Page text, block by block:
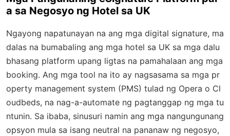
a sa Negosyo ng Hotel sa UK
Ngayong napatunayan na ang mga digital signature, ma
dalas na bumabaling ang mga hotel sa UK sa mga dalu
bhasang platform upang ligtas na pamahalaan ang mga
booking. Ang mga tool na ito ay nagsasama sa mga pr
operty management system (PMS) tulad ng Opera o Cl
oudbeds, na nag-a-automate ng pagtanggap ng mga tu
ntunin. Sa ibaba, sinusuri namin ang mga nangungunang
opsyon mula sa isang neutral na pananaw ng negosyo,